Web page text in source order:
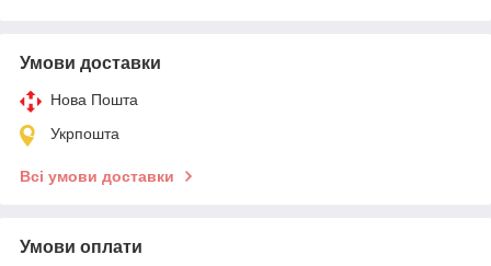
Умови доставки
Нова Пошта
Укрпошта
Всі умови доставки
Умови оплати